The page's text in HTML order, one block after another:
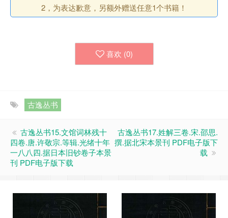
2，为表达歉意，另额外赠送任意1个书籍！
喜欢 (0)
古逸丛书
古逸丛书15.文馆词林残十
四卷.唐.许敬宗.等辑.光绪十年
一八八四.据日本旧钞卷子本景
刊 PDF电子版下载
古逸丛书17.姓解三卷.宋.邵思.
撰.据北宋本景刊 PDF电子版下
载